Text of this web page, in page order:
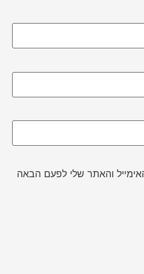
והאתר שלי לפעם הבאה